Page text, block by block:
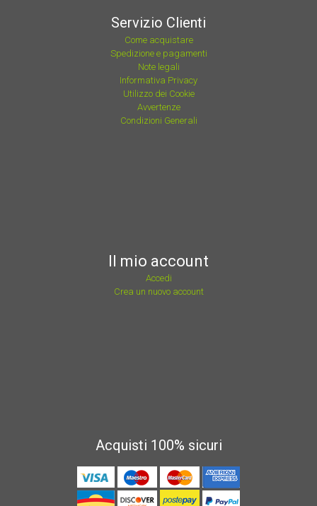
Servizio Clienti
Come acquistare
Spedizione e pagamenti
Note legali
Informativa Privacy
Utilizzo dei Cookie
Avvertenze
Condizioni Generali
Il mio account
Accedi
Crea un nuovo account
Acquisti 100% sicuri